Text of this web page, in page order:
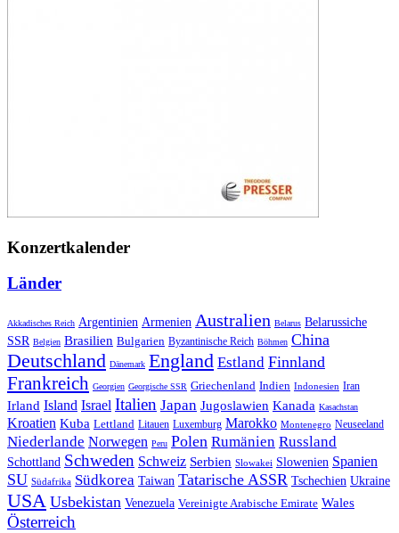
Konzertkalender
Länder
Akkadisches Reich Argentinien Armenien Australien Belarus Belarussiche
SSR Belgien Brasilien Bulgarien Byzantinische Reich Böhmen China
Deutschland Dänemark England Estland Finnland
Frankreich Georgien Georgische SSR Griechenland Indien Indonesien Iran
Irland Island Israel Italien Japan Jugoslawien Kanada Kasachstan
Kroatien Kuba Lettland Litauen Luxemburg Marokko Montenegro Neuseeland
Niederlande Norwegen Peru Polen Rumänien Russland
Schottland Schweden Schweiz Serbien Slowakei Slowenien Spanien
SU Südafrika Südkorea Taiwan Tatarische ASSR Tschechien Ukraine
USA Usbekistan Venezuela Vereinigte Arabische Emirate Wales
Österreich